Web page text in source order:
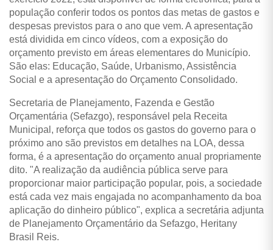
população conferir todos os pontos das metas de gastos e
despesas previstos para o ano que vem. A apresentação
está dividida em cinco vídeos, com a exposição do
orçamento previsto em áreas elementares do Município.
São elas: Educação, Saúde, Urbanismo, Assistência
Social e a apresentação do Orçamento Consolidado.
Secretaria de Planejamento, Fazenda e Gestão
Orçamentária (Sefazgo), responsável pela Receita
Municipal, reforça que todos os gastos do governo para o
próximo ano são previstos em detalhes na LOA, dessa
forma, é a apresentação do orçamento anual propriamente
dito. "A realização da audiência pública serve para
proporcionar maior participação popular, pois, a sociedade
está cada vez mais engajada no acompanhamento da boa
aplicação do dinheiro público", explica a secretária adjunta
de Planejamento Orçamentário da Sefazgo, Heritany
Brasil Reis.